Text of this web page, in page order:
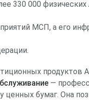
330 000
МСП, а его
продуктов
—
ценных бумаг. Она